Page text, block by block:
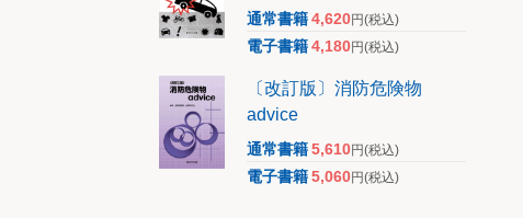
通常書籍4,620円(税込)
電子書籍4,180円(税込)
〔改訂版〕消防危険物
advice
通常書籍5,610円(税込)
電子書籍5,060円(税込)